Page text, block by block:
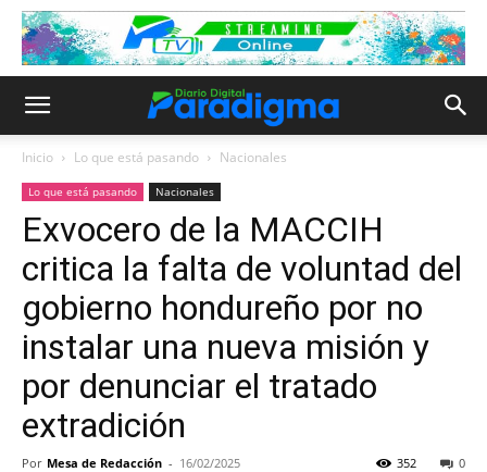
Inicio Lo que está pasando Nacionales
Lo que está pasando Nacionales
Exvocero de la MACCIH
critica la falta de voluntad del
gobierno hondureño por no
instalar una nueva misión y
por denunciar el tratado
extradición
Por Mesa de Redacción - 16/02/2025 0
352